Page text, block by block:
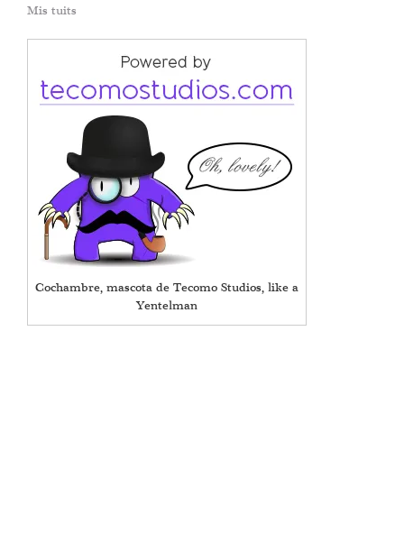
Mis tuits
Cochambre, mascota de Tecomo Studios, like a
Yentelman